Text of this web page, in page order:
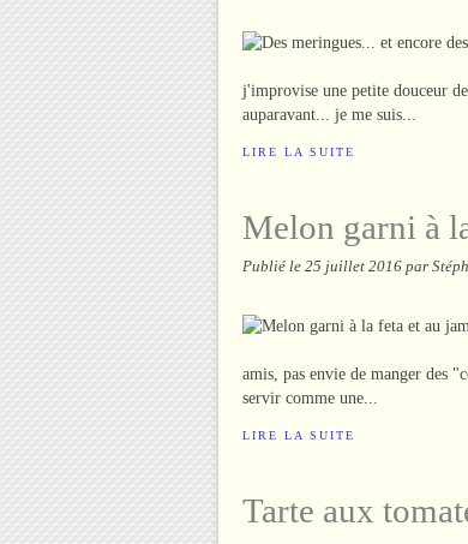
j'improvise une petite douceur
auparavant... je me suis...
LIRE LA SUITE
Melon garni à
Publié le 25 juillet 2016 par
amis, pas envie de manger des
servir comme une...
LIRE LA SUITE
Tarte aux